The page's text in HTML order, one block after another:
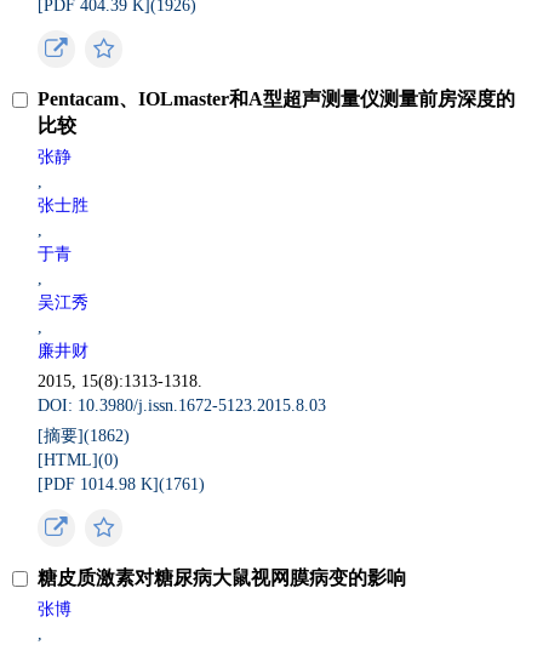
[PDF 404.39 K](1926)
Pentacam、IOLmaster和A型超声测量仪测量前房深度的
比较
张静
,
张士胜
,
于青
,
吴江秀
,
廉井财
2015, 15(8):1313-1318.
DOI: 10.3980/j.issn.1672-5123.2015.8.03
[摘要](1862)
[HTML](0)
[PDF 1014.98 K](1761)
糖皮质激素对糖尿病大鼠视网膜病变的影响
张博
,